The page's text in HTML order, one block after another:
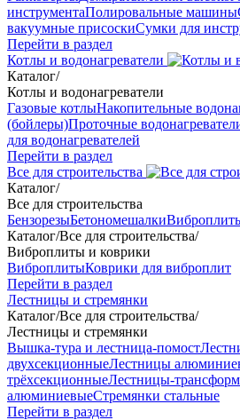
инструментаПолировальные машины
вакуумные присоскиСумки для
Перейти в раздел
Котлы и водонагреватели
Каталог/
Котлы и водонагреватели
Газовые котлыНакопительные
(бойлеры)Проточные
для водонагревателей
Перейти в раздел
Все для строительства
Каталог/
Все для строительства
БензорезыБетономешалки
Каталог/Все для строительства/
Виброплиты и коврики
ВиброплитыКоврики для виброплит
Перейти в раздел
Лестницы и стремянки
Каталог/Все для строительства/
Лестницы и стремянки
Вышка-тура и лестница-помост
двухсекционныеЛестницы
трёхсекционныеЛестницы-
алюминиевыеСтремянки стальные
Перейти в раздел